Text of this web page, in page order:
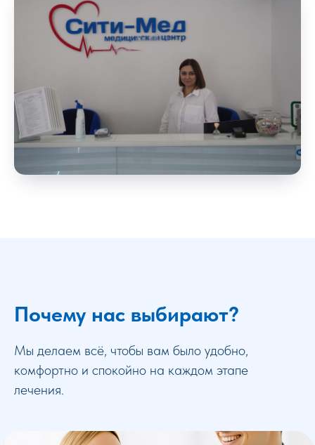
Почему нас выбирают?
Мы делаем всё, чтобы вам было удобно,
комфортно и спокойно на каждом этапе
лечения.